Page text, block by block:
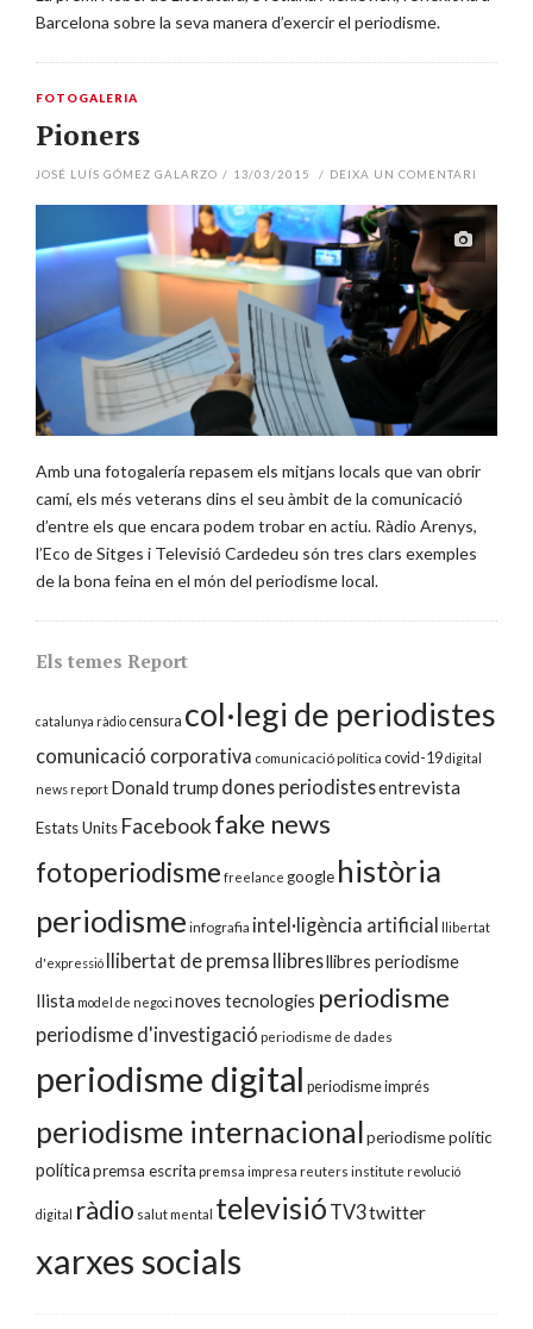
Barcelona sobre la seva manera d’exercir el periodisme.
FOTOGALERIA
Pioners
JOSÉ LUÍS GÓMEZ GALARZO / 13/03/2015 / DEIXA UN COMENTARI
Amb una fotogalería repasem els mitjans locals que van obrir
camí, els més veterans dins el seu àmbit de la comunicació
d’entre els que encara podem trobar en actiu. Ràdio Arenys,
l’Eco de Sitges i Televisió Cardedeu són tres clars exemples
de la bona feina en el món del periodisme local.
Els temes Report
catalunya ràdiocensura col·legi de periodistes
comunicació corporativa comunicació política covid-19digital
news report Donald trump dones periodistesentrevista
Estats Units Facebookfake news
fotoperiodisme freelance google història
periodisme infografia intel·ligència artificial llibertat
d'expressió llibertat de premsa llibresllibres periodisme
llista model de negoci noves tecnologies periodisme
periodisme d'investigació periodisme de dades
periodisme digital periodisme imprés
periodisme internacionalperiodisme polític
políticapremsa escrita premsa impresa reuters institute revolució
digital ràdio salut mental televisió TV3twitter
xarxes socials